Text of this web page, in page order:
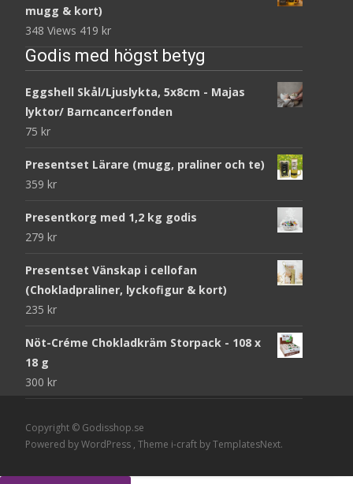
mugg & kort)
348 Views 419 kr
Godis med högst betyg
Eggshell Skål/Ljuslykta, 5x8cm - Majas
lyktor/ Barncancerfonden
75 kr
Presentset Lärare (mugg, praliner och te)
359 kr
Presentkorg med 1,2 kg godis
279 kr
Presentset Vänskap i cellofan
(Chokladpraliner, lyckofigur & kort)
235 kr
Nöt-Créme Chokladkräm Storpack - 108 x
18 g
300 kr
Copyright © Godisshop.se
Powered by WordPress , Theme i-craft by TemplatesNext.